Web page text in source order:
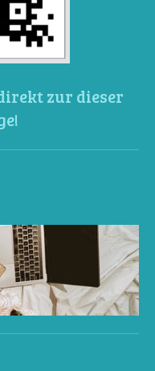
zur dieser